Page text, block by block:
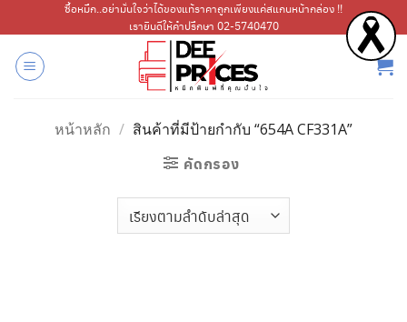
ไป
เนื้อหา
ซื้อหมึก..อย่ามั่นใจว่าได้ของแท้ราคาถูกเพียงแค่สแกนหน้ากล่อง !!
เรายินดีให้คำปรึกษา 02-5740470
หน้าหลัก / สินค้าที่มีป้ายกำกับ “654A CF331A”
คัดกรอง